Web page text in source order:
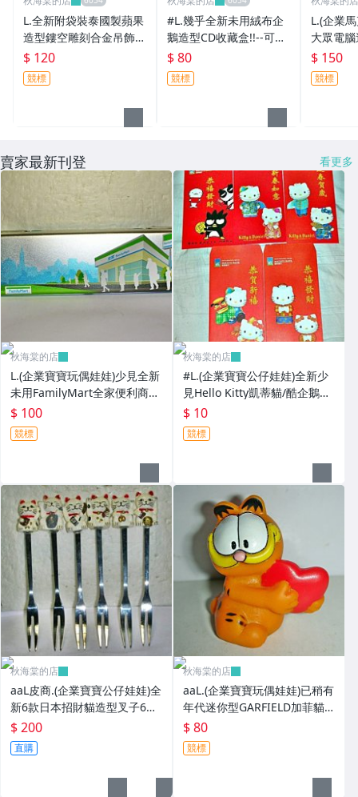
L.全新附袋裝泰國製蘋果
造型鏤空雕刻合金吊飾!--
值得收藏!/*1/-P
$ 120
競標
#L.幾乎全新未用絨布企
鵝造型CD收藏盒!!--可裝
24片CD相當實用!!(窗)-P
$ 80
競標
L.(企業
大眾電
得擁有!/
$ 150
競標
賣家最新刊登 看更多
秋海棠的店
L.(企業寶寶玩偶娃娃)少見全新
未用FamilyMart全家便利商店
鐵質筆盒!--值得擁有!
$ 100
競標
秋海棠的店
#L.(企業寶寶公仔娃娃)全新少
見Hello Kitty凱蒂貓/酷企鵝造
型紅包袋5個一套誠泰銀行所
贈!
$ 10
競標
秋海棠的店
aaL皮商.(企業寶寶公仔娃娃)全
新6款日本招財貓造型叉子6
入!!--造型都不一樣值得收藏!!/
大4/-P
$ 200
直購
秋海棠的店
aaL.(企業寶寶玩偶娃娃)已稍有
年代迷你型GARFIELD加菲貓
拿紅色心型造型公仔!--保存良
好值得收藏!/6房樂箱1
$ 80
競標